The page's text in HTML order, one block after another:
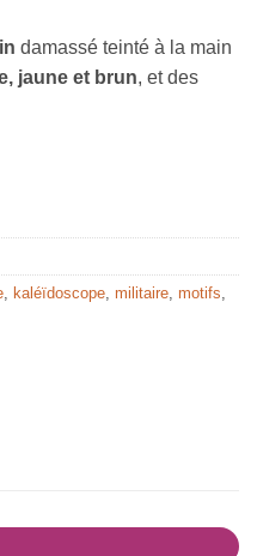
damassé teinté à la main
jaune et brun, et des
kaléïdoscope militaire motifs